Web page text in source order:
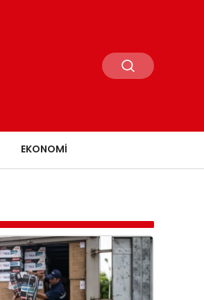
EKONOMI